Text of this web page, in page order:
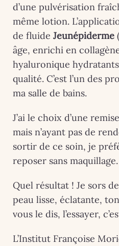
d’une pulvérisation
même lotion.
de fluide Jeunépiderme
âge, enrichi en
hyaluronique
qualité. C’est l’un des
ma salle de bains.
J’ai le choix d’une
mais n’ayant pas de
sortir de ce soin, je
reposer sans maquillage.
Quel résultat ! Je sors
peau lisse, éclatante,
vous le dis, l’essayer,
L’Institut Françoise